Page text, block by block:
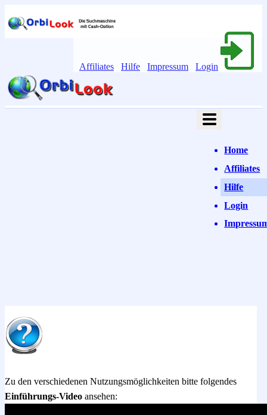
Affiliates Hilfe Impressum Login
Home
Affiliates
Hilfe
Login
Zu den verschiedenen Nutzungsmöglichkeiten bitte folgendes
Einführungs-Video ansehen: